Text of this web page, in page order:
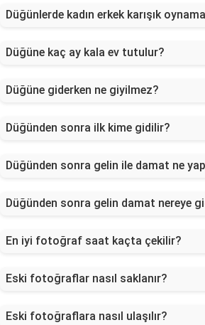
Düğünlerde kadın erkek karışık
Düğüne kaç ay kala ev tutulur?
Düğüne giderken ne giyilmez?
Düğünden sonra ilk kime gidilir?
Düğünden sonra gelin ile damat ne
Düğünden sonra gelin damat nereye
En iyi fotoğraf saat kaçta çekilir?
Eski fotoğraflar nasıl saklanır?
Eski fotoğraflara nasıl ulaşılır?